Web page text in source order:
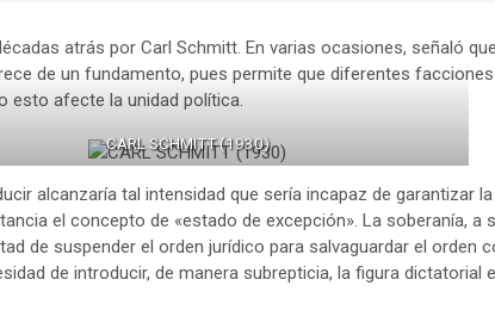
atrás por Carl Schmitt. En varias ocasiones, señaló
de un fundamento, pues permite que diferentes
esto afecte la unidad política.
CARL SCHMITT (1930)
alcanzaría tal intensidad que sería incapaz de garantizar
el concepto de «estado de excepción». La soberanía, a
de suspender el orden jurídico para salvaguardar el orden
de introducir, de manera subrepticia, la figura dictatorial